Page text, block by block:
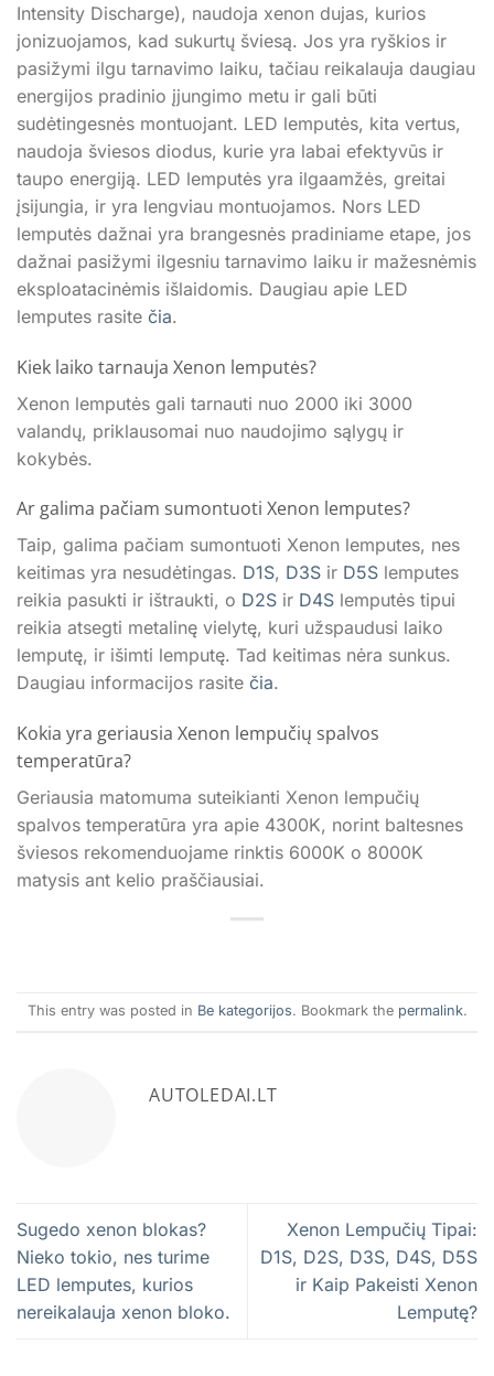
Intensity Discharge), naudoja xenon dujas, kurios
jonizuojamos, kad sukurtų šviesą. Jos yra ryškios ir
pasižymi ilgu tarnavimo laiku, tačiau reikalauja daugiau
energijos pradinio įjungimo metu ir gali būti
sudėtingesnės montuojant. LED lemputės, kita vertus,
naudoja šviesos diodus, kurie yra labai efektyvūs ir
taupo energiją. LED lemputės yra ilgaamžės, greitai
įsijungia, ir yra lengviau montuojamos. Nors LED
lemputės dažnai yra brangesnės pradiniame etape, jos
dažnai pasižymi ilgesniu tarnavimo laiku ir mažesnėmis
eksploatacinėmis išlaidomis. Daugiau apie LED
lemputes rasite čia.
Kiek laiko tarnauja Xenon lemputės?
Xenon lemputės gali tarnauti nuo 2000 iki 3000
valandų, priklausomai nuo naudojimo sąlygų ir
kokybės.
Ar galima pačiam sumontuoti Xenon lemputes?
Taip, galima pačiam sumontuoti Xenon lemputes, nes
keitimas yra nesudėtingas. D1S, D3S ir D5S lemputes
reikia pasukti ir ištraukti, o D2S ir D4S lemputės tipui
reikia atsegti metalinę vielytę, kuri užspaudusi laiko
lemputę, ir išimti lemputę. Tad keitimas nėra sunkus.
Daugiau informacijos rasite čia.
Kokia yra geriausia Xenon lempučių spalvos
temperatūra?
Geriausia matomuma suteikianti Xenon lempučių
spalvos temperatūra yra apie 4300K, norint baltesnes
šviesos rekomenduojame rinktis 6000K o 8000K
matysis ant kelio praščiausiai.
This entry was posted in Be kategorijos. Bookmark the permalink.
AUTOLEDAI.LT
Sugedo xenon blokas?
Nieko tokio, nes turime
LED lemputes, kurios
nereikalauja xenon bloko.
Xenon Lempučių Tipai:
D1S, D2S, D3S, D4S, D5S
ir Kaip Pakeisti Xenon
Lemputę?